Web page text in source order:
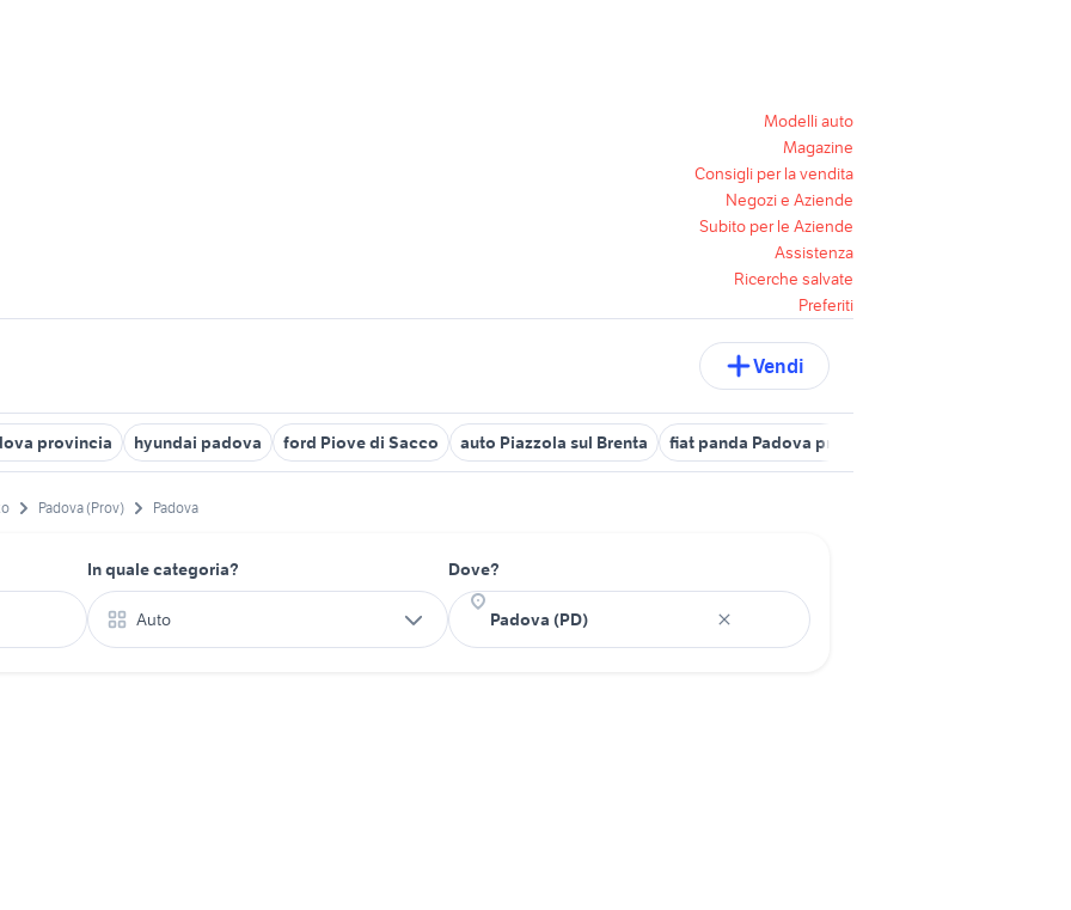
Modelli auto
Magazine
Consigli per la vendita
Negozi e Aziende
Subito per le Aziende
Assistenza
Ricerche salvate
Preferiti
Vendi
provincia hyundai padova ford Piove di Sacco auto Piazzola sul Brenta fiat panda Padova provincia
Padova (Prov) Padova
In quale categoria?
Auto
Dove?